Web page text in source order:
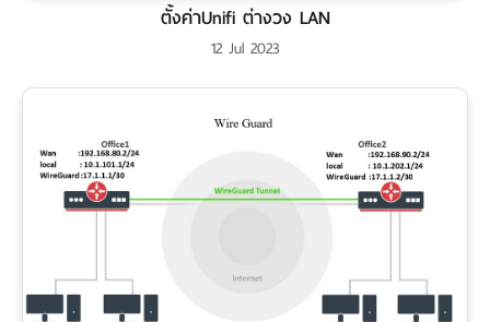
ตั้งค่าUnifi ต่างวง LAN
12 Jul 2023